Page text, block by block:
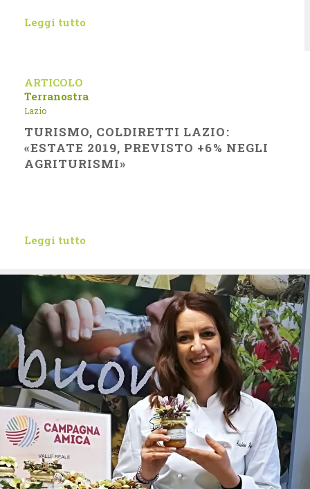
Leggi tutto
ARTICOLO
Terranostra
Lazio
TURISMO, COLDIRETTI LAZIO:
«ESTATE 2019, PREVISTO +6% NEGLI
AGRITURISMI»
Leggi tutto